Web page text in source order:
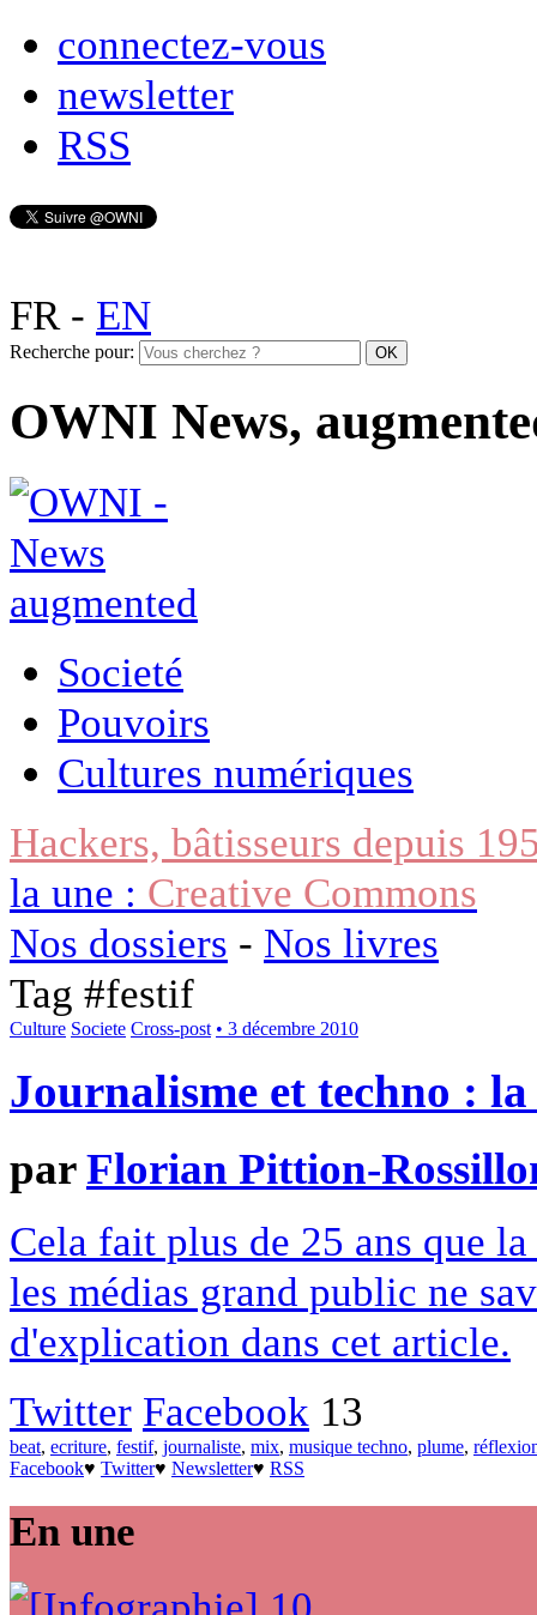
connectez-vous
newsletter
RSS
FR- EN
Recherche pour:
OWNI News,
Societé
Pouvoirs
Cultures numériques
Hackers, bâtisseurs depuis
la une : Creative Commons
Nos dossiers - Nos livres
Tag #festif
Culture Societe Cross-post • 3 décembre 2010
Journalisme et techno :
parFlorian Pittion-
Cela fait plus de 25 ans que
les médias grand public ne
d'explication dans cet article.
Twitter Facebook 13
beat, ecriture, festif, journaliste, mix, musique techno, plume,
Facebook♥ Twitter♥ Newsletter♥ RSS
En une